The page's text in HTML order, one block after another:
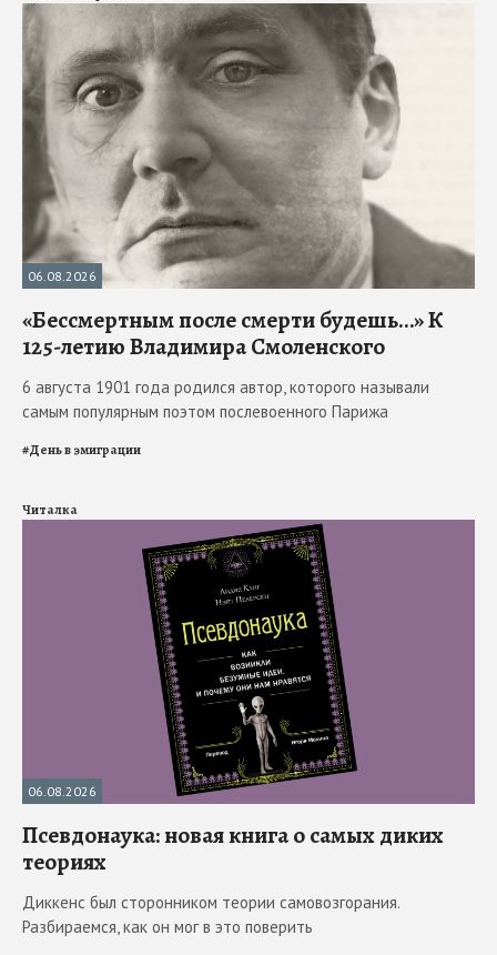
06.08.2026
«Бессмертным после смерти будешь…» К
125-летию Владимира Смоленского
6 августа 1901 года родился автор, которого называли
самым популярным поэтом послевоенного Парижа
#День в эмиграции
Читалка
06.08.2026
Псевдонаука: новая книга о самых диких
теориях
Диккенс был сторонником теории самовозгорания.
Разбираемся, как он мог в это поверить